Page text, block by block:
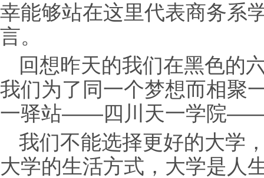
幸能够站在这里代表商务系
言。
回想昨天的我们在黑色的
我们为了同一个梦想而相聚
一驿站——四川天一学院——
我们不能选择更好的大学
大学的生活方式，大学是人